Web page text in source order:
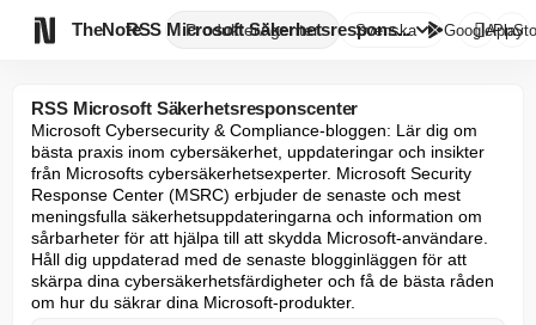
TheNote ProdukterAgenter
RSS Microsoft Säkerhetsrespons...
Svenska GooglePlay

RSS Microsoft Säkerhetsresponscenter
Microsoft Cybersecurity & Compliance-bloggen: Lär dig om
bästa praxis inom cybersäkerhet, uppdateringar och insikter
från Microsofts cybersäkerhetsexperter. Microsoft Security
Response Center (MSRC) erbjuder de senaste och mest
meningsfulla säkerhetsuppdateringarna och information om
sårbarheter för att hjälpa till att skydda Microsoft-användare.
Håll dig uppdaterad med de senaste blogginläggen för att
skärpa dina cybersäkerhetsfärdigheter och få de bästa råden
om hur du säkrar dina Microsoft-produkter.